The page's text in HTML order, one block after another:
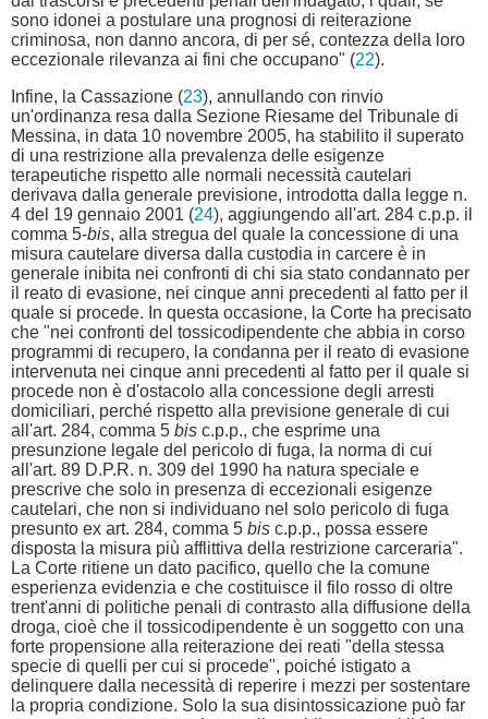
sono idonei a postulare una prognosi di reiterazione
criminosa, non danno ancora, di per sé, contezza della loro
eccezionale rilevanza ai fini che occupano" (22).
Infine, la Cassazione (23), annullando con rinvio
un'ordinanza resa dalla Sezione Riesame del Tribunale di
Messina, in data 10 novembre 2005, ha stabilito il superato
di una restrizione alla prevalenza delle esigenze
terapeutiche rispetto alle normali necessità cautelari
derivava dalla generale previsione, introdotta dalla legge n.
4 del 19 gennaio 2001 (24), aggiungendo all'art. 284 c.p.p. il
comma 5-bis, alla stregua del quale la concessione di una
misura cautelare diversa dalla custodia in carcere è in
generale inibita nei confronti di chi sia stato condannato per
il reato di evasione, nei cinque anni precedenti al fatto per il
quale si procede. In questa occasione, la Corte ha precisato
che "nei confronti del tossicodipendente che abbia in corso
programmi di recupero, la condanna per il reato di evasione
intervenuta nei cinque anni precedenti al fatto per il quale si
procede non è d'ostacolo alla concessione degli arresti
domiciliari, perché rispetto alla previsione generale di cui
all'art. 284, comma 5 bis c.p.p., che esprime una
presunzione legale del pericolo di fuga, la norma di cui
all'art. 89 D.P.R. n. 309 del 1990 ha natura speciale e
prescrive che solo in presenza di eccezionali esigenze
cautelari, che non si individuano nel solo pericolo di fuga
presunto ex art. 284, comma 5 bis c.p.p., possa essere
disposta la misura più afflittiva della restrizione carceraria".
La Corte ritiene un dato pacifico, quello che la comune
esperienza evidenzia e che costituisce il filo rosso di oltre
trent'anni di politiche penali di contrasto alla diffusione della
droga, cioè che il tossicodipendente è un soggetto con una
forte propensione alla reiterazione dei reati "della stessa
specie di quelli per cui si procede", poiché istigato a
delinquere dalla necessità di reperire i mezzi per sostentare
la propria condizione. Solo la sua disintossicazione può far